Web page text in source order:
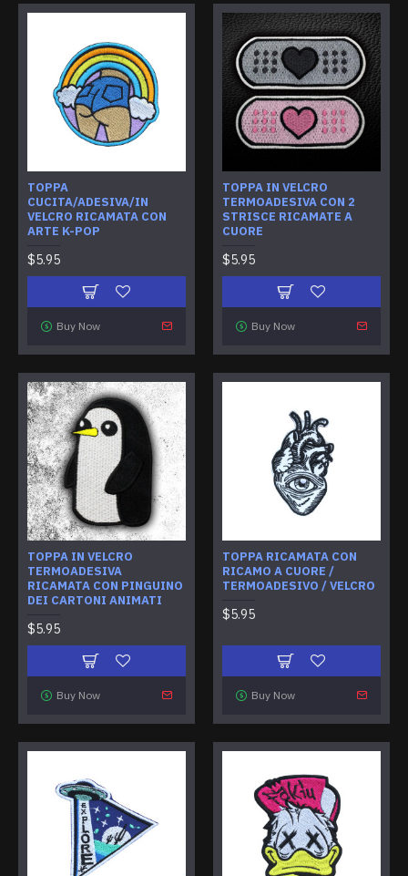
TOPPA
CUCITA/ADESIVA/IN
VELCRO RICAMATA CON
ARTE K-POP
$5.95
Buy Now
TOPPA IN VELCRO
TERMOADESIVA CON 2
STRISCE RICAMATE A
CUORE
$5.95
Buy Now
TOPPA IN VELCRO
TERMOADESIVA
RICAMATA CON PINGUINO
DEI CARTONI ANIMATI
$5.95
Buy Now
TOPPA RICAMATA CON
RICAMO A CUORE /
TERMOADESIVO / VELCRO
$5.95
Buy Now